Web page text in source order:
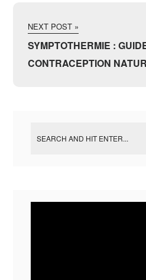
NEXT POST »
SYMPTOTHERMIE :
CONTRACEPTION